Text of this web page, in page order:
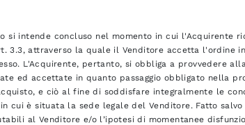
si intende concluso nel momento in cui l'Acquirente
3.3, attraverso la quale il Venditore accetta l'ordine
L'Acquirente, pertanto, si obbliga a provvedere
ed accettate in quanto passaggio obbligato nella
e ciò al fine di soddisfare integralmente le
cui è situata la sede legale del Venditore. Fatto
al Venditore e/o l’ipotesi di momentanee